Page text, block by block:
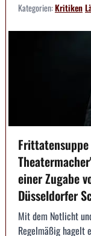
Kategorien:Kritiken
einer Zugabe
Düsseldorfer
Mit dem Notlicht
Regelmäßig hagelt